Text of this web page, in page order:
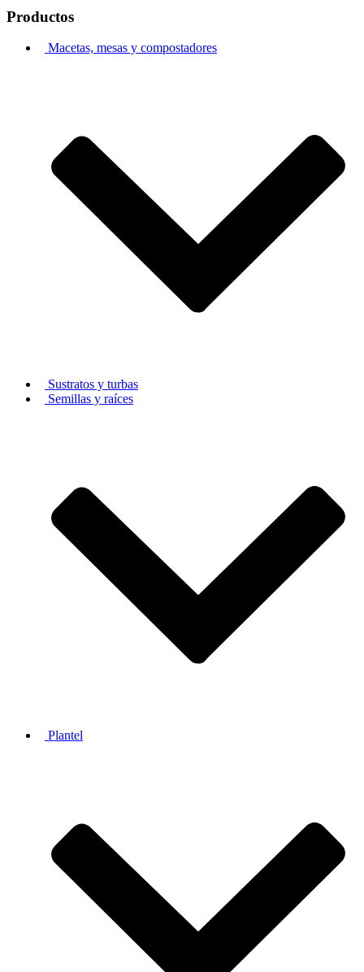
Productos
Macetas, mesas y compostadores
Sustratos y turbas
Semillas y raíces
Plantel